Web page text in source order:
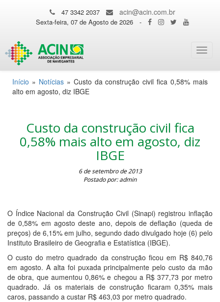
47 3342 2037 acin@acin.com.br
Sexta-feira, 07 de Agosto de 2026 -
Início » Notícias» Custo da construção civil fica 0,58% mais
alto em agosto, diz IBGE
Custo da construção civil fica
0,58% mais alto em agosto, diz
IBGE
6 de setembro de 2013
Postado por: admin
O Índice Nacional da Construção Civil (Sinapi) registrou inflação
de 0,58% em agosto deste ano, depois de deflação (queda de
preços) de 6,15% em julho, segundo dado divulgado hoje (6) pelo
Instituto Brasileiro de Geografia e Estatística (IBGE).
O custo do metro quadrado da construção ficou em R$ 840,76
em agosto. A alta foi puxada principalmente pelo custo da mão
de obra, que aumentou 0,86% e chegou a R$ 377,73 por metro
quadrado. Já os materiais de construção ficaram 0,35% mais
caros, passando a custar R$ 463,03 por metro quadrado.